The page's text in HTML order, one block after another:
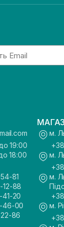
19:00
18:00
81
88
20
46-00
86
м.
м.
м.
м.